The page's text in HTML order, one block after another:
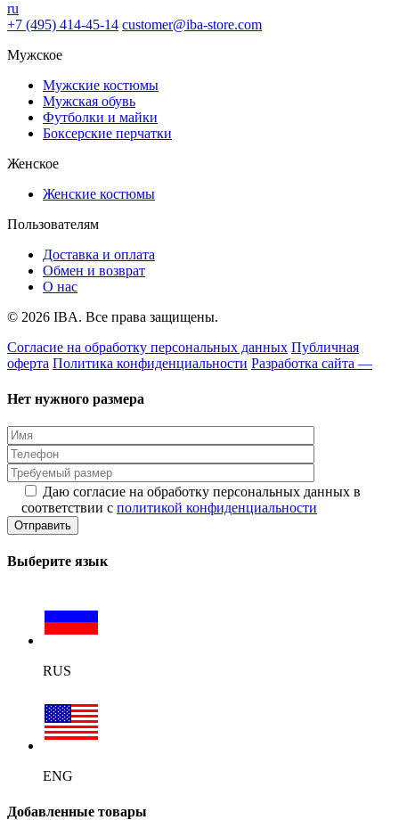
ru
+7 (495) 414-45-14 customer@iba-store.com
Мужское
Мужские костюмы
Мужская обувь
Футболки и майки
Боксерские перчатки
Женское
Женские костюмы
Пользователям
Доставка и оплата
Обмен и возврат
О нас
© 2026 IBA. Все права защищены.
Согласие на обработку персональных данных Публичная
оферта Политика конфиденциальности Разработка сайта —
Нет нужного размера
Даю согласие на обработку персональных данных в
соответствии с политикой конфиденциальности
Выберите язык
RUS
ENG
Добавленные товары